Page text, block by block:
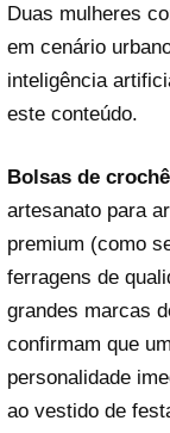
Duas mulheres
em cenário
inteligência
este conteúdo.
Bolsas de
artesanato para
premium (como
ferragens de
grandes marcas
confirmam que
personalidade
ao vestido de